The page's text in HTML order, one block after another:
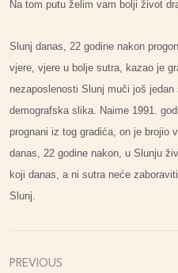
Na tom putu želim vam bolji život
Slunj danas, 22 godine nakon
vjere, vjere u bolje sutra, kazao je
nezaposlenosti Slunj muči još
demografska slika. Naime 1991.
prognani iz tog gradića, on je brojio
danas, 22 godine nakon, u Slunju
koji danas, a ni sutra neće
Slunj.
PREVIOUS